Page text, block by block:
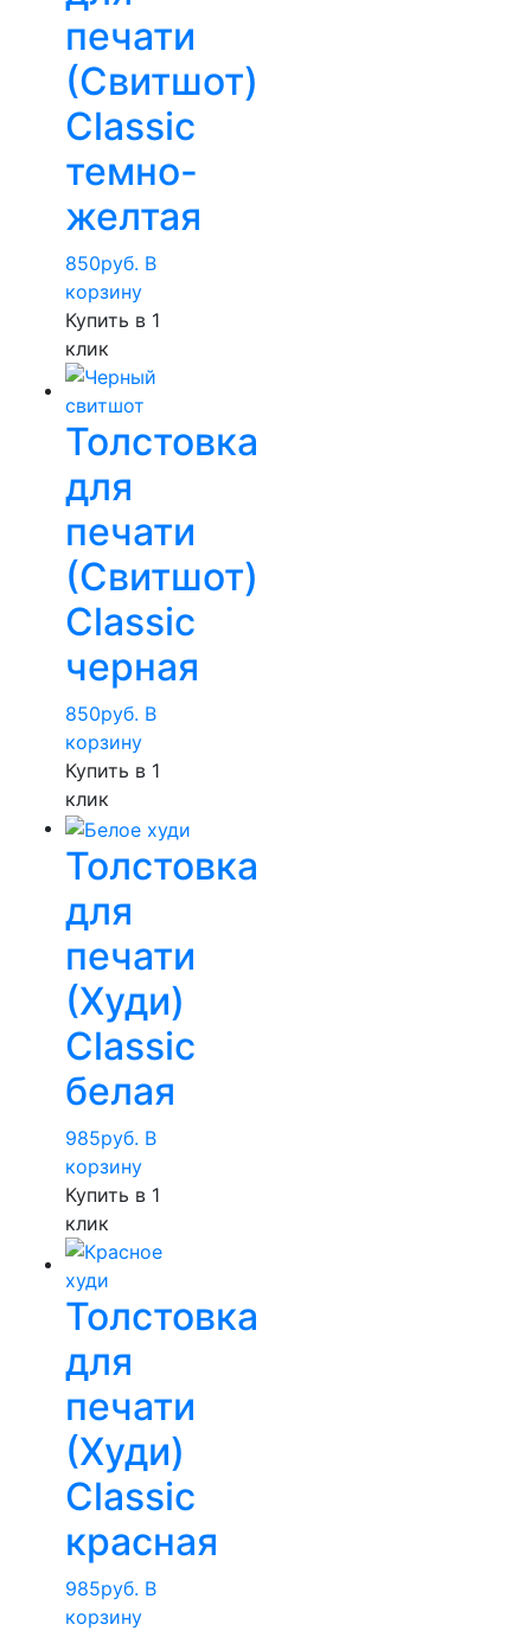
печати
(Свитшот)
Classic
темно-
желтая
850руб. В
корзину
Купить в 1
клик
Толстовка
для
печати
(Свитшот)
Classic
черная
850руб. В
корзину
Купить в 1
клик
Толстовка
для
печати
(Худи)
Classic
белая
985руб. В
корзину
Купить в 1
клик
Толстовка
для
печати
(Худи)
Classic
красная
985руб. В
корзину